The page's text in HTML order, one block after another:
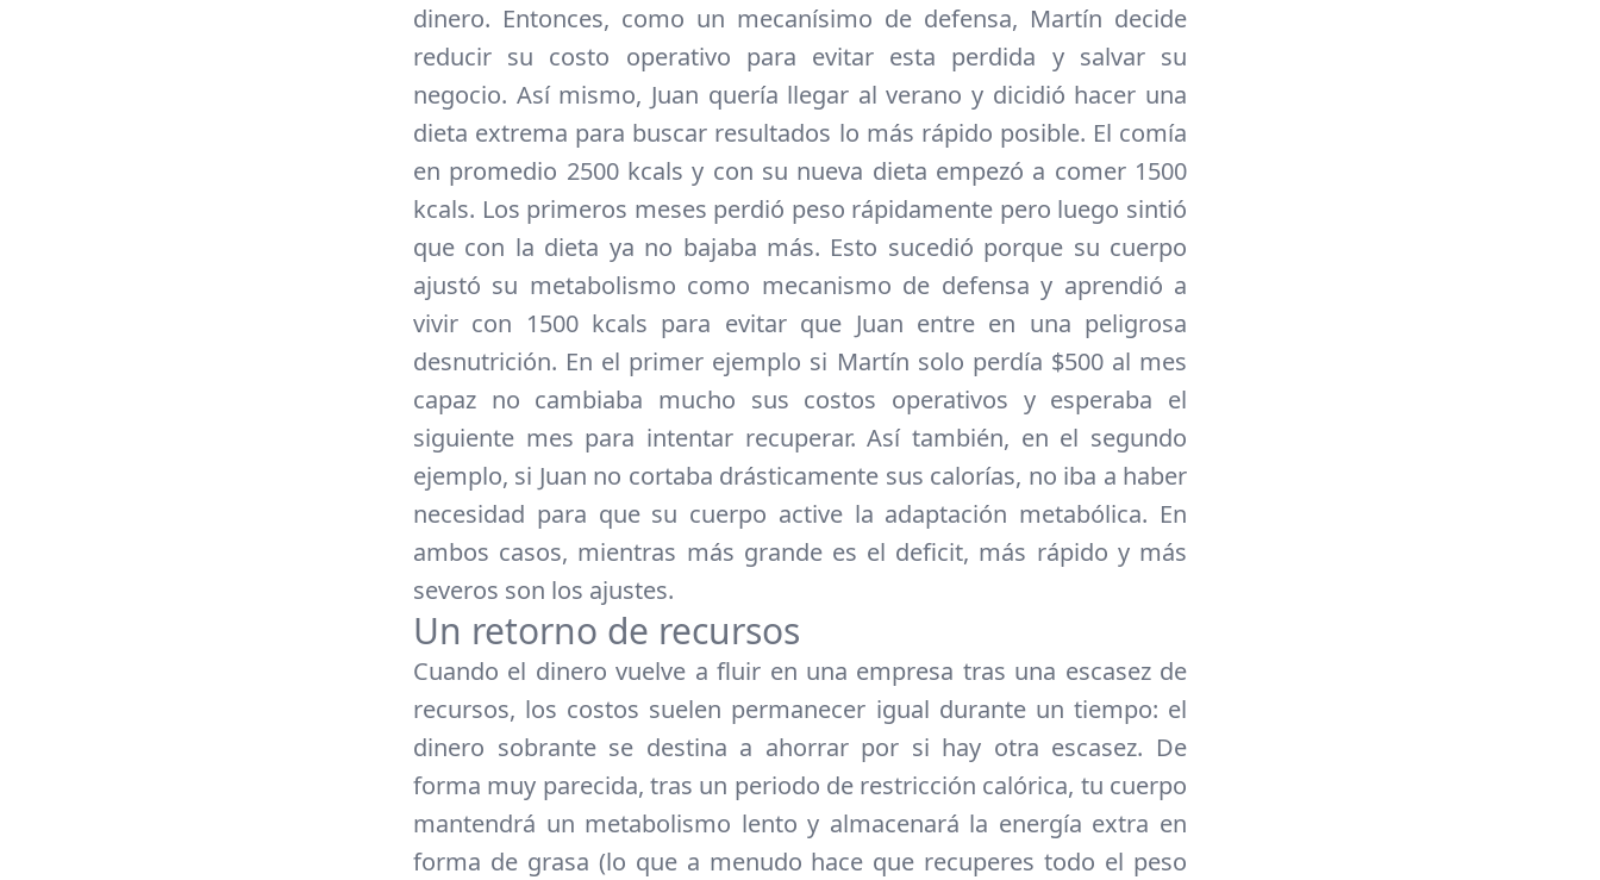
dinero. Entonces, como un mecanísimo de defensa, Martín decide
reducir su costo operativo para evitar esta perdida y salvar su
negocio. Así mismo, Juan quería llegar al verano y dicidió hacer una
dieta extrema para buscar resultados lo más rápido posible. El comía
en promedio 2500 kcals y con su nueva dieta empezó a comer 1500
kcals. Los primeros meses perdió peso rápidamente pero luego sintió
que con la dieta ya no bajaba más. Esto sucedió porque su cuerpo
ajustó su metabolismo como mecanismo de defensa y aprendió a
vivir con 1500 kcals para evitar que Juan entre en una peligrosa
desnutrición. En el primer ejemplo si Martín solo perdía $500 al mes
capaz no cambiaba mucho sus costos operativos y esperaba el
siguiente mes para intentar recuperar. Así también, en el segundo
ejemplo, si Juan no cortaba drásticamente sus calorías, no iba a haber
necesidad para que su cuerpo active la adaptación metabólica. En
ambos casos, mientras más grande es el deficit, más rápido y más
severos son los ajustes.
Un retorno de recursos
Cuando el dinero vuelve a fluir en una empresa tras una escasez de
recursos, los costos suelen permanecer igual durante un tiempo: el
dinero sobrante se destina a ahorrar por si hay otra escasez. De
forma muy parecida, tras un periodo de restricción calórica, tu cuerpo
mantendrá un metabolismo lento y almacenará la energía extra en
forma de grasa (lo que a menudo hace que recuperes todo el peso